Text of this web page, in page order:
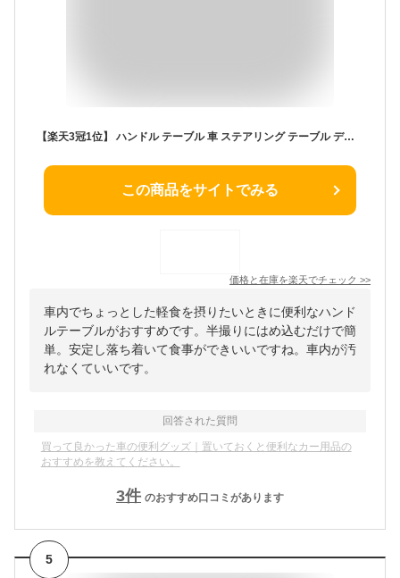
【楽天3冠1位】 ハンドル テーブル 車 ステアリング テーブル デスク ブラック 車内 カー用品 便利グッズ 車中泊 車内泊 ステアリング テーブル 車用 トラック用品 カー用品 助手席 送料無料 約 1000円ポッキリ
この商品をサイトでみる
価格と在庫を楽天でチェック >>
車内でちょっとした軽食を摂りたいときに便利なハンド
ルテーブルがおすすめです。半撮りにはめ込むだけで簡
単。安定し落ち着いて食事ができいいですね。車内が汚
れなくていいです。
回答された質問
買って良かった車の便利グッズ｜置いておくと便利なカー用品の
おすすめを教えてください。
3件 のおすすめ口コミがあります
5